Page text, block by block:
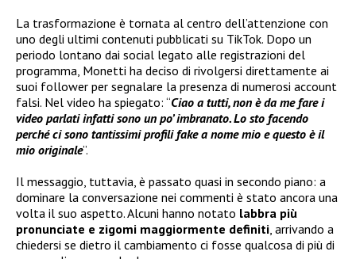
La trasformazione è tornata al centro dell’attenzione con
uno degli ultimi contenuti pubblicati su TikTok. Dopo un
periodo lontano dai social legato alle registrazioni del
programma, Monetti ha deciso di rivolgersi direttamente ai
suoi follower per segnalare la presenza di numerosi account
falsi. Nel video ha spiegato: “Ciao a tutti, non è da me fare i
video parlati infatti sono un po’ imbranato. Lo sto facendo
perché ci sono tantissimi profili fake a nome mio e questo è il
mio originale”.
Il messaggio, tuttavia, è passato quasi in secondo piano: a
dominare la conversazione nei commenti è stato ancora una
volta il suo aspetto. Alcuni hanno notato labbra più
pronunciate e zigomi maggiormente definiti, arrivando a
chiedersi se dietro il cambiamento ci fosse qualcosa di più di